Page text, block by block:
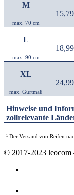
M
max. 70 cm
L
max. 90 cm
XL
max. Gurtmaß
Hinweise und
zollrelevante
¹ Der Versand von Reifen
© 2017-2023 leocom